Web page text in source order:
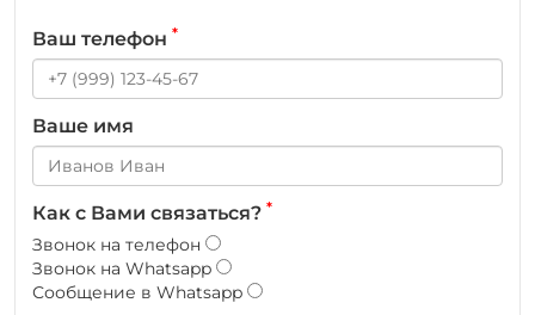
Ваш телефон *
Ваше имя
Как с Вами связаться? *
Звонок на телефон
Звонок на Whatsapp
Сообщение в Whatsapp